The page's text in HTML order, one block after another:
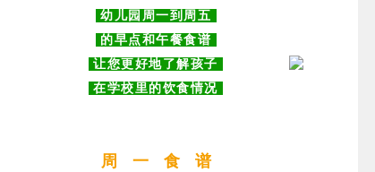
幼儿园周一到周五
的早点和午餐食谱
让您更好地了解孩子
在学校里的饮食情况
周 一 食 谱